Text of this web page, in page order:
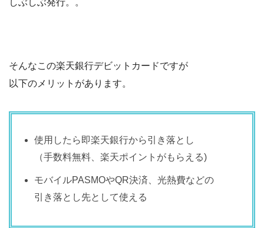
そんなこの楽天銀行デビットカードですが
以下のメリットがあります。
使用したら即楽天銀行から引き落とし
（手数料無料、楽天ポイントがもらえる)
モバイルPASMOやQR決済、光熱費などの
引き落とし先として使える